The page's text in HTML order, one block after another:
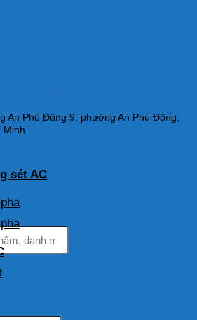
038 097
An Phú Đông 9, phường An Phú Đông,
Minh
sét AC